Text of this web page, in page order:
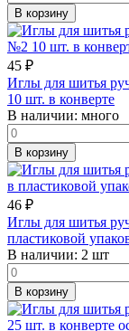
В корзину
45 ₽
Иглы для шитья
10 шт. в конверте
В наличии: много
В корзину
46 ₽
Иглы для шитья
пластиковой
В наличии: 2 шт
В корзину